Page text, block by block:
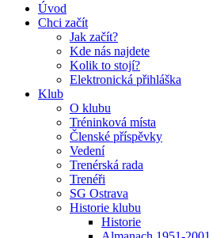
Úvod
Chci začít
Jak začít?
Kde nás najdete
Kolik to stojí?
Elektronická přihláška
Klub
O klubu
Tréninková místa
Členské příspěvky
Vedení
Trenérská rada
Trenéři
SG Ostrava
Historie klubu
Historie